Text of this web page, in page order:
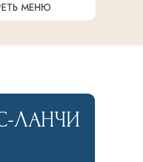
МЕНЮ
ЛАНЧИ